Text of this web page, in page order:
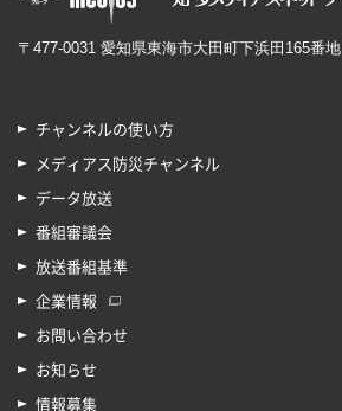
〒477-0031 愛知県東海市大田町下浜田165番地
チャンネルの使い方
メディアス防災チャンネル
データ放送
番組審議会
放送番組基準
企業情報
お問い合わせ
お知らせ
情報募集